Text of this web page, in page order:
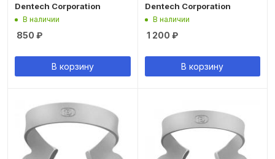
Dentech Corporation
В наличии
850 ₽
В корзину
Dentech Corporation
В наличии
1 200 ₽
В корзину